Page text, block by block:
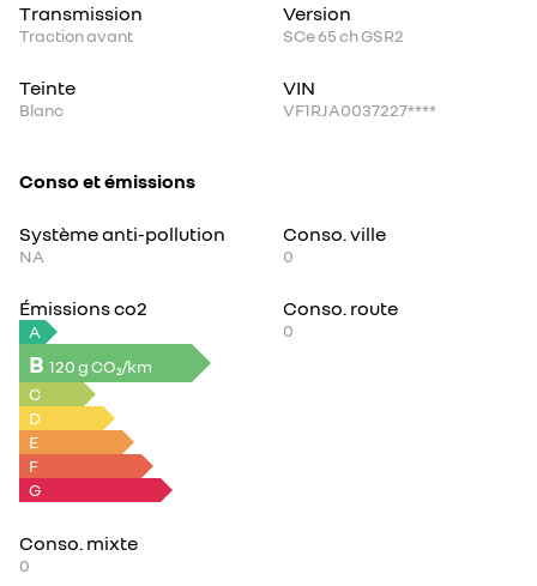
Transmission
Traction avant
Version
SCe 65 ch GSR2
Teinte
Blanc
VIN
VF1RJA0037227****
Conso et émissions
Système anti-pollution
NA
Conso. ville
0
Émissions co2
A
B 120 g CO₂/km
C
D
E
F
G
Conso. route
0
Conso. mixte
0